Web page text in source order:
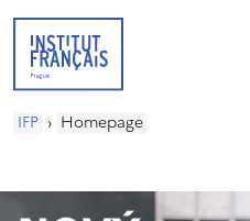
IFP › Homepage